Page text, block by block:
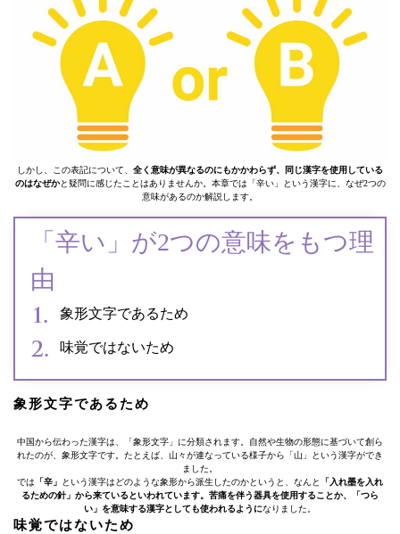
しかし、この表記について、 全く意味が異なるのにもかかわらず、同じ漢字を使用している
のはなぜかと疑問に感じたことはありませんか。本章では「辛い」という漢字に、なぜ2つの
意味があるのか解説します。
「辛い」が2つの意味をもつ理
由
象形文字であるため
味覚ではないため
象形文字であるため
中国から伝わった漢字は、「象形文字」に分類されます。自然や生物の形態に基づいて創ら
れたのが、象形文字です。たとえば、山々が連なっている様子から「山」という漢字ができ
ました。
では 「辛」 という漢字はどのような象形から派生したのかというと、なんと
「入れ墨を入れ
るための針」から来ているといわれています。苦痛を伴う器具を使用することか、「つら
い」を意味する漢字としても使われるようになりました。
味覚ではないため